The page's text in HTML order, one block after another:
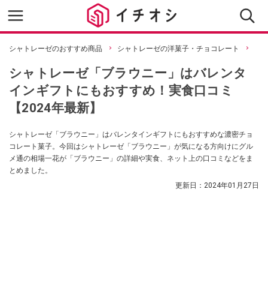
シャトレーゼのおすすめ商品 シャトレーゼの洋菓子・チョコレート
シャトレーゼ「ブラウニー」はバレンタ
インギフトにもおすすめ！実食口コミ
【2024年最新】
シャトレーゼ「ブラウニー」はバレンタインギフトにもおすすめな濃密チョ
コレート菓子。今回はシャトレーゼ「ブラウニー」が気になる方向けにグル
メ通の相場一花が「ブラウニー」の詳細や実食、ネット上の口コミなどをま
とめました。
更新日： 2024年01月27日